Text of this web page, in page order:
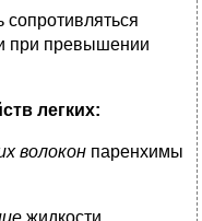
сопротивляться
при превышении
легких:
волокон паренхимы